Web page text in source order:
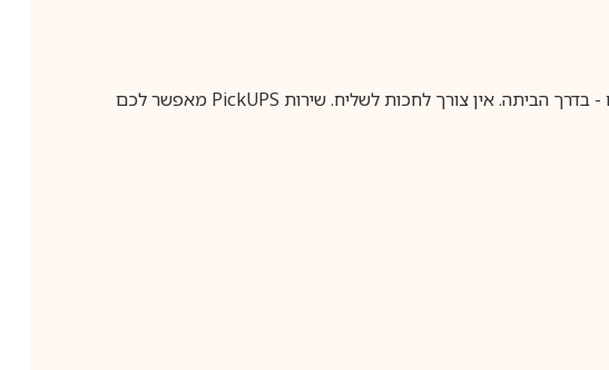
הביתה. אין צורך לחכות לשליח. שירות PickUPS מאפשר לכם